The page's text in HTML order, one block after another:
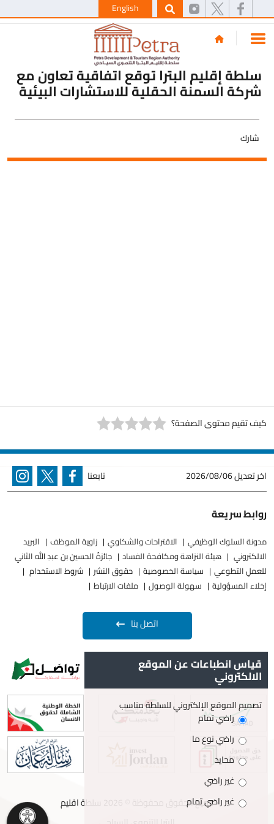
قياس انطباعات عن الموقع
الالكتروني
تصميم الموقع الإلكتروني للسلطة مناسب
راضي تمام
راضي نوع ما
محايد
غير راضي
غير راضي تمام
English
سلطة إقليم البترا توقع اتفاقية تعاون مع
شركة السمنة الحقلية للاستشارات البيئية
شارك
كيف تقيم محتوى الصفحة؟
اخر تعديل2026/08/06 تابعنا
روابط سريعة
مدونة السلوك الوظيفي الاقتراحات والشكاوي زاوية الموظف
البريد
الالكتروني
هيئة النزاهة ومكافحة الفساد
جائزةُ الحسين بن عبدِ الله الثاني
للعملِ التطوعيِ
سياسة الخصوصية حقوق النشر
شروط الاستخدام
إخلاء المسؤولية
سهولة الوصول ملفات الارتباط
اتصل بنا
جميع الحقوق محفوظة © 2026 سلطة اقليم